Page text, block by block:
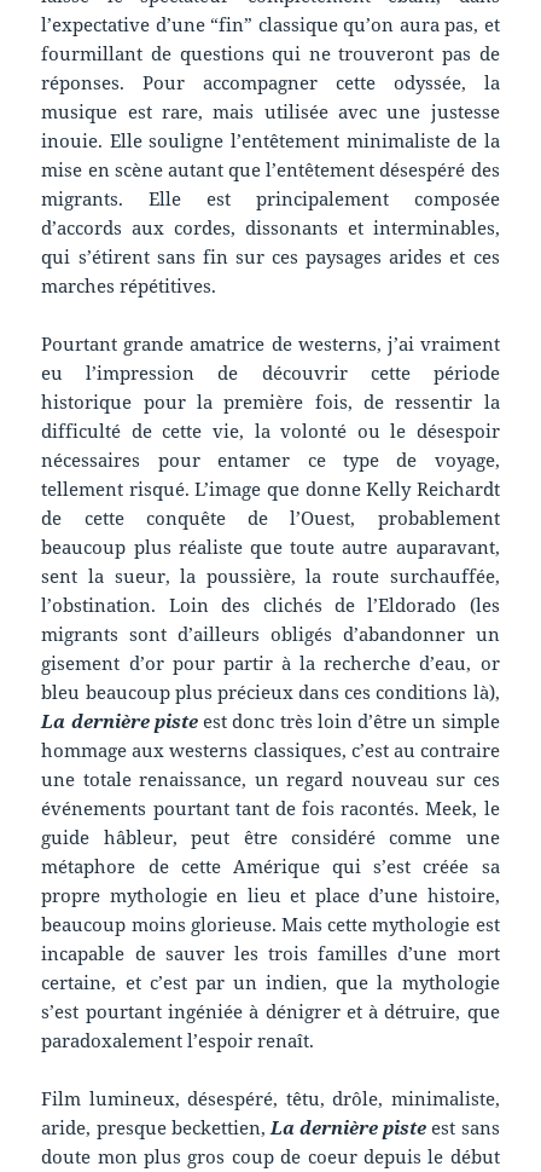
l’expectative d’une “fin” classique qu’on aura pas, et
fourmillant de questions qui ne trouveront pas de
réponses. Pour accompagner cette odyssée, la
musique est rare, mais utilisée avec une justesse
inouie. Elle souligne l’entêtement minimaliste de la
mise en scène autant que l’entêtement désespéré des
migrants. Elle est principalement composée
d’accords aux cordes, dissonants et interminables,
qui s’étirent sans fin sur ces paysages arides et ces
marches répétitives.
Pourtant grande amatrice de westerns, j’ai vraiment
eu l’impression de découvrir cette période
historique pour la première fois, de ressentir la
difficulté de cette vie, la volonté ou le désespoir
nécessaires pour entamer ce type de voyage,
tellement risqué. L’image que donne Kelly Reichardt
de cette conquête de l’Ouest, probablement
beaucoup plus réaliste que toute autre auparavant,
sent la sueur, la poussière, la route surchauffée,
l’obstination. Loin des clichés de l’Eldorado (les
migrants sont d’ailleurs obligés d’abandonner un
gisement d’or pour partir à la recherche d’eau, or
bleu beaucoup plus précieux dans ces conditions là),
La dernière pisteest donc très loin d’être un simple
hommage aux westerns classiques, c’est au contraire
une totale renaissance, un regard nouveau sur ces
événements pourtant tant de fois racontés. Meek, le
guide hâbleur, peut être considéré comme une
métaphore de cette Amérique qui s’est créée sa
propre mythologie en lieu et place d’une histoire,
beaucoup moins glorieuse. Mais cette mythologie est
incapable de sauver les trois familles d’une mort
certaine, et c’est par un indien, que la mythologie
s’est pourtant ingéniée à dénigrer et à détruire, que
paradoxalement l’espoir renaît.
Film lumineux, désespéré, têtu, drôle, minimaliste,
aride, presque beckettien,La dernière piste est sans
doute mon plus gros coup de coeur depuis le début